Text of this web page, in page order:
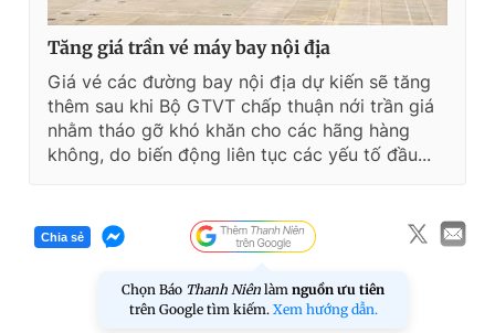
Tăng giá trần vé máy bay nội địa
Giá vé các đường bay nội địa dự kiến sẽ tăng
thêm sau khi Bộ GTVT chấp thuận nới trần giá
nhằm tháo gỡ khó khăn cho các hãng hàng
không, do biến động liên tục các yếu tố đầu...
Chia sẻ
Chọn Báo Thanh Niên làm nguồn ưu tiên
trên Google tìm kiếm. Xem hướng dẫn.